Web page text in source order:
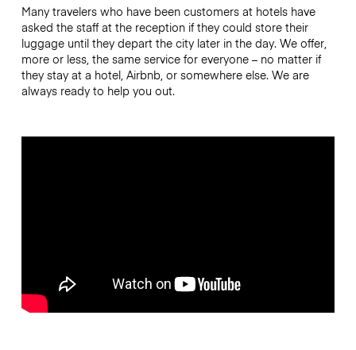
Many travelers who have been customers at hotels have
asked the staff at the reception if they could store their
luggage until they depart the city later in the day. We offer,
more or less, the same service for everyone – no matter if
they stay at a hotel, Airbnb, or somewhere else. We are
always ready to help you out.